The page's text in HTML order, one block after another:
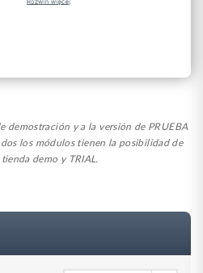
demostración y a la versión de PRUEBA
los módulos tienen la posibilidad de
demo y TRIAL.